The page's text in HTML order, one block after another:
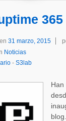
365
31 marzo, 2015
Noticias
- S3lab
Han